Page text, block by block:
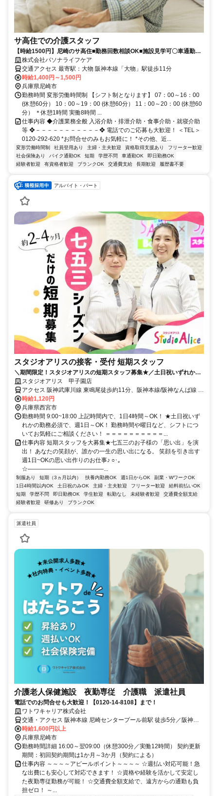
サ高住での介護スタッフ
【時給1500円】尼崎のサ高住■勤務回数相談OK■施設見学可〇車通勤可
〇 株式会社パソナライフケア
交通アクセス 最寄駅：大物 阪神本線「大物」駅徒歩11分
時給1,400円～1,500円
兵庫県尼崎市
勤務時間 変形労働時間制 【シフト制となります】 07：00～16：00
(休憩60分） 10：00～19：00 (休憩60分） 11：00～20：00 (休憩60
分） ＊休憩1時間 実働8時間 ...
仕事内容 ◆介護業務全般 入浴介助・排泄介助・食事介助・就寝介助
等 ❖－－－－－－－－－－－❖ 電話でのご応募も大歓迎！ ＜TEL＞
0120-292-620 *お問合せのみもお気軽に！ *その他、近...
変形労働時間制 社員登用あり 主婦・主夫歓迎 資格取得支援あり
フリーター歓迎
社会保険あり
バイク通勤OK 短期 学歴不問 車通勤OK
即日勤務OK
経験者歓迎
有資格者歓迎 ブランクOK 交通費支給 長期歓迎 履歴書不要
アルバイト・パート
スタジオアリスの接客・受付 短期スタッフ
＼期間限定！スタジオアリスの短期スタッフ募集★／土日祝いずれかの
勤務必須で週1日、1日4h～OK！
スタジオアリス 甲子園店
アクセス 阪神武庫川線 東鳴尾徒歩約11分、阪神本線/阪神なんば線 鳴
尾・武庫川女子大前南口徒歩約11分、阪神武庫川線 洲先徒歩約13分
阪神電鉄武庫川線 鳴尾駅より徒歩9分 ※東鳴尾駅からも徒歩9分
時給1,120円
兵庫県西宮市
勤務時間 9:00~18:00 上記時間内で、1日4時間～OK！ ★土日祝いず
れかの勤務必須で、週1日～OK！ 勤務時間や曜日など、シフトにつ
いてお気軽にご相談ください！ ＝＝＝＝＝＝＝＝＝＝...
仕事内容 短期スタッフを大募集★七五三のお子様の「思い出」を演
出！ あなたの笑顔が、誰かの一生の思い出になる。 笑顔を引き出す
週1日~OKの思い出作りのお仕事♪ ○･｡
☆―――――――――――――...
制服あり 短期（3ヵ月以内） 扶養内勤務OK 週1日からOK
副業・WワークOK
1日4時間以内OK
土日祝のみOK 主婦・主夫歓迎 フリーター歓迎
給料前払いOK
短期
学歴不問 即日勤務OK 学生歓迎 転勤なし 未経験者歓迎
交通費全額支給
経験者歓迎
研修あり ブランクOK
派遣社員
介護老人保健施設 夜勤専従 介護職 派遣社員
電話でのお問合せも大歓迎！【0120-14-8108】まで！
ワトワキャリア株式会社
交通・アクセス 阪神本線 尼崎センタープール前駅 徒歩5分／阪神武
庫川線 武庫川駅 徒歩9分／阪神本線 武庫川駅 徒歩9分
時給1,600円以上
兵庫県尼崎市
勤務時間詳細 16:00～翌09:00（休憩300分／実働12時間） 契約更新
期間：初回契約期間は1か月～3か月（契約による）
仕事内容 ～～～～アピールポイント～～～～ ☆週払い対応可能！急
な出費にも安心して対応できます！ ☆資格や経験を活かして安定し
た夜勤専従勤務が可能！ ☆交通費全額支給で、遠方からの通勤も負
担ゼロ！ ～...